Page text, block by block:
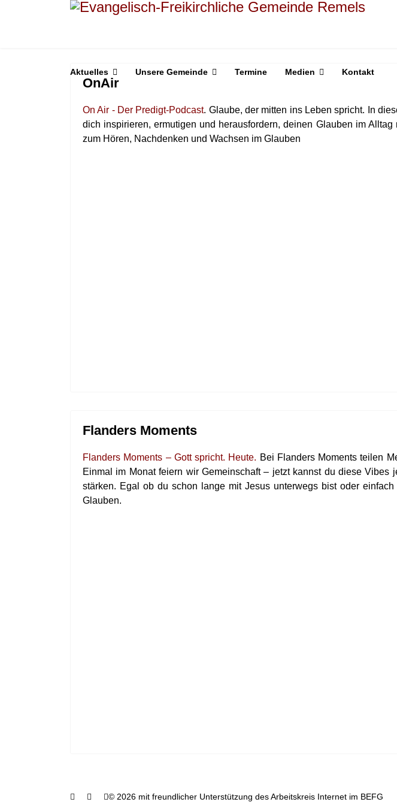
Aktuelles Unsere Gemeinde Termine Medien Kontakt
OnAir
On Air - Der Predigt-Podcast. Glaube, der mitten ins Leben spricht. In
dich inspirieren, ermutigen und herausfordern, deinen Glauben im
zum Hören, Nachdenken und Wachsen im Glauben
Flanders Moments
Flanders Moments – Gott spricht. Heute. Bei Flanders Moments teilen
Einmal im Monat feiern wir Gemeinschaft – jetzt kannst du diese
stärken. Egal ob du schon lange mit Jesus unterwegs bist oder
Glauben.
© 2026 mit freundlicher Unterstützung des Arbeitskreis Internet im BEFG